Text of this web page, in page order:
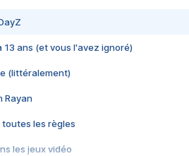
13 ans (et vous l'avez ignoré)
(littéralement)
Rayan
toutes les règles
les jeux vidéo